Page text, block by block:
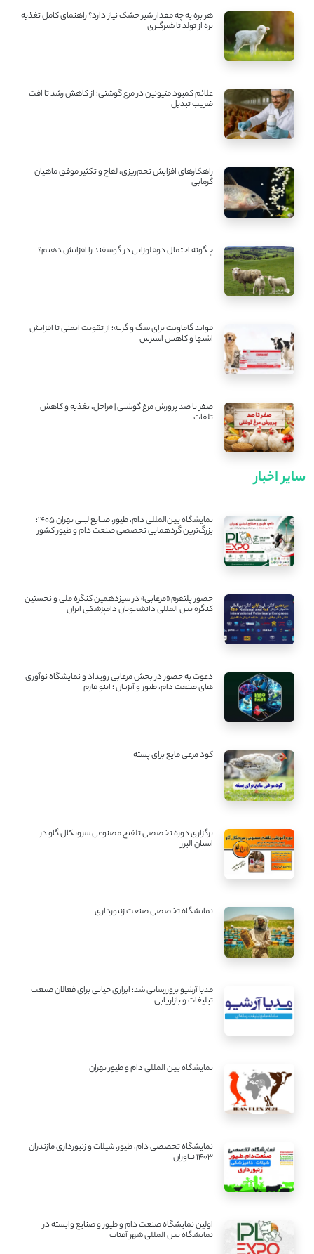
هر بره به چه مقدار شیر خشک نیاز دارد؟ راهنمای کامل تغذیه
بره از تولد تا شیرگیری
علائم کمبود متیونین در مرغ گوشتی؛ از کاهش رشد تا افت
ضریب تبدیل
راهکارهای افزایش تخم‌ریزی، لقاح و تکثیر موفق ماهیان
گرمابی
چگونه احتمال دوقلوزایی در گوسفند را افزایش دهیم؟
فواید گاماویت برای سگ و گربه؛ از تقویت ایمنی تا افزایش
اشتها و کاهش استرس
صفر تا صد پرورش مرغ گوشتی | مراحل، تغذیه و کاهش
تلفات
سایر اخبار
نمایشگاه بین‌المللی دام، طیور، صنایع لبنی تهران ۱۴۰۵؛
بزرگ‌ترین گردهمایی تخصصی صنعت دام و طیور کشور
حضور پلتفرم «مرغابی» در سیزدهمین کنگره ملی و نخستین
کنگره بین ‌المللی دانشجویان دامپزشکی ایران
دعوت به حضور در بخش مرغابی رویداد و نمایشگاه نوآوری
های صنعت دام، طیور و آبزیان ؛ اینو فارم
کود مرغی مایع برای پسته
برگزاری دوره تخصصی تلقیح مصنوعی سرویکال گاو در
استان البرز
نمایشگاه تخصصی صنعت زنبورداری
مدیا آرشیو بروزرسانی شد: ابزاری حیاتی برای فعالان صنعت
تبلیغات و بازاریابی
نمایشگاه بین المللی دام و طیور تهران
نمایشگاه تخصصی دام، طیور، شیلات و زنبورداری مازندران
1403 نیاوران
اولین نمایشگاه صنعت دام و طیور و صنایع وابسته در
نمایشگاه بین المللی شهر آفتاب